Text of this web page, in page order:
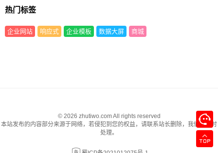
热门标签
企业网站 响应式 企业模板 数据大屏 商城
© 2026 zhutiwo.com All rights reserved
本站发布的内容部分来源于网络，若侵犯到您的权益，请联系站长删除，我们将及时
处理。